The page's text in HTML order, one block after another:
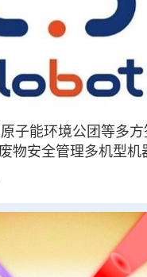
子能环境公团等多方
物安全管理多机型机